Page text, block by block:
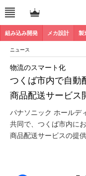
組み込み開発 メカ設計 製
ニュース
つくば市内で自動
商品配送サービス
物流のスマート化
パナソニック ホールデ
共同で、つくば市内に
商品配送サービスの提